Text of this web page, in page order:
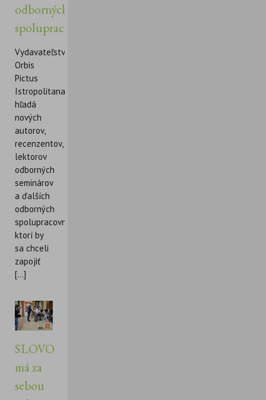
odborných
spolupracovníkov
Vydavateľstvo
Orbis
Pictus
Istropolitana
hľadá
nových
autorov,
recenzentov,
lektorov
odborných
seminárov
a ďalších
odborných
spolupracovníkov,
ktorí by
sa chceli
zapojiť
[...]
SLOVO
má za
sebou